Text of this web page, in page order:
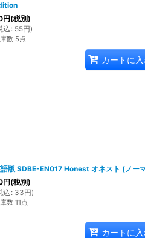
円(税別)
込 : 55円)
数 5点
カートに入
版 SDBE-EN017 Honest オネスト (ノー
円(税別)
込 : 33円)
数 11点
カートに入